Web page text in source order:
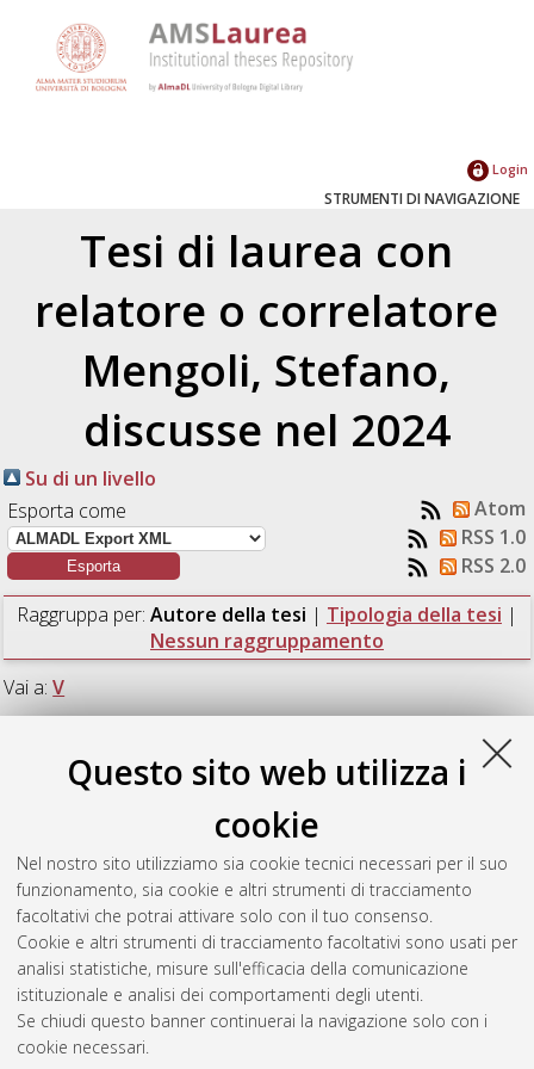
Questo sito web utilizza i
cookie
Nel nostro sito utilizziamo sia cookie tecnici necessari per il suo
funzionamento, sia cookie e altri strumenti di tracciamento
facoltativi che potrai attivare solo con il tuo consenso.
Cookie e altri strumenti di tracciamento facoltativi sono usati per
analisi statistiche, misure sull'efficacia della comunicazione
istituzionale e analisi dei comportamenti degli utenti.
Se chiudi questo banner continuerai la navigazione solo con i
cookie necessari.
Login
STRUMENTI DI NAVIGAZIONE
Tesi di laurea con
relatore o correlatore
Mengoli, Stefano,
discusse nel 2024
Su di un livello
Esporta come
Atom
RSS 1.0
RSS 2.0
Raggruppa per: Autore della tesi | Tipologia della tesi |
Nessun raggruppamento
Vai a:V
Volta, Lorenzo(2024)Averting public debt sustainability
crises: the United States case.[Laurea magistrale], Università di
Bologna, Corso di Studio in International management [LM-
DM270]
Questa lista e' stata generata ilFri Aug 7 10:07:07 2026 CEST